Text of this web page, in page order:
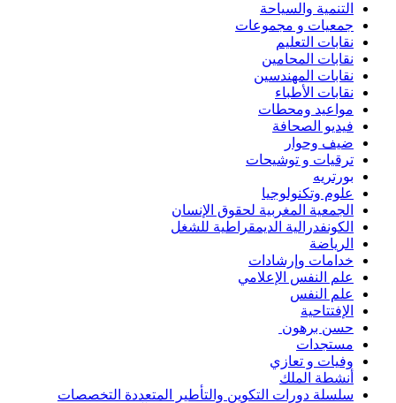
التنمية والسياحة
جمعيات و مجموعات
نقابات التعليم
نقابات المحامين
نقابات المهندسين
نقابات الأطباء
مواعيد ومحطات
فيديو الصحافة
ضيف وحوار
ترقيات و توشيحات
بورتريه
علوم وتكنولوجيا
الجمعية المغربية لحقوق الإنسان
الكونفدرالية الديمقراطية للشغل
الرياضة
خدامات وإرشادات
علم النفس الإعلامي
علم النفس
الإفتتاحية
حسن برهون
مستجدات
وفيات و تعازي
أنشطة الملك
سلسلة دورات التكوين والتأطير المتعددة التخصصات